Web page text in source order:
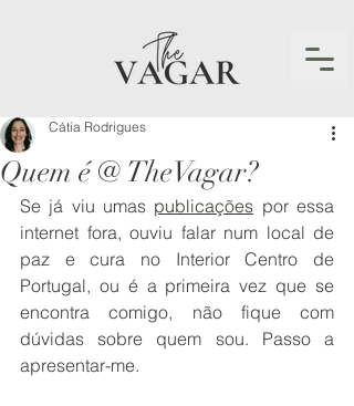
Quem é @ TheVagar?
Cátia Rodrigues
Se já viu umas publicações por essa
internet fora, ouviu falar num local de
paz e cura no Interior Centro de
Portugal, ou é a primeira vez que se
encontra comigo, não fique com
dúvidas sobre quem sou. Passo a
apresentar-me.